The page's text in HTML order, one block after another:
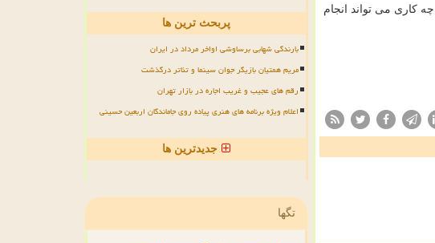
کاری می تواند انجام
پربحث ترین ها
بارندگی شهابی برساوشی اواخر مرداد در ایران
مریم همتیان بازیگر جوان سینما و تئاتر درگذشت
رقم های عجیب و غریب اجاره در بازار تهران
اعلام ویژه برنامه های هنری پیاده روی جاماندگان اربعین حسینی
جدیدترین ها
تگها